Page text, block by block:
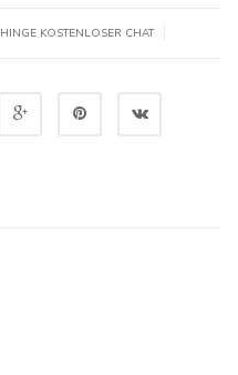
HINGE KOSTENLOSER CHAT